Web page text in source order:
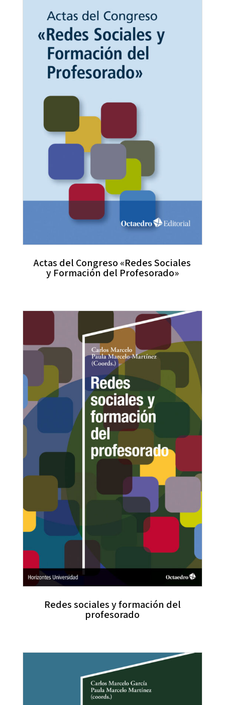
Actas del Congreso «Redes Sociales
y Formación del Profesorado»
Redes sociales y formación del
profesorado